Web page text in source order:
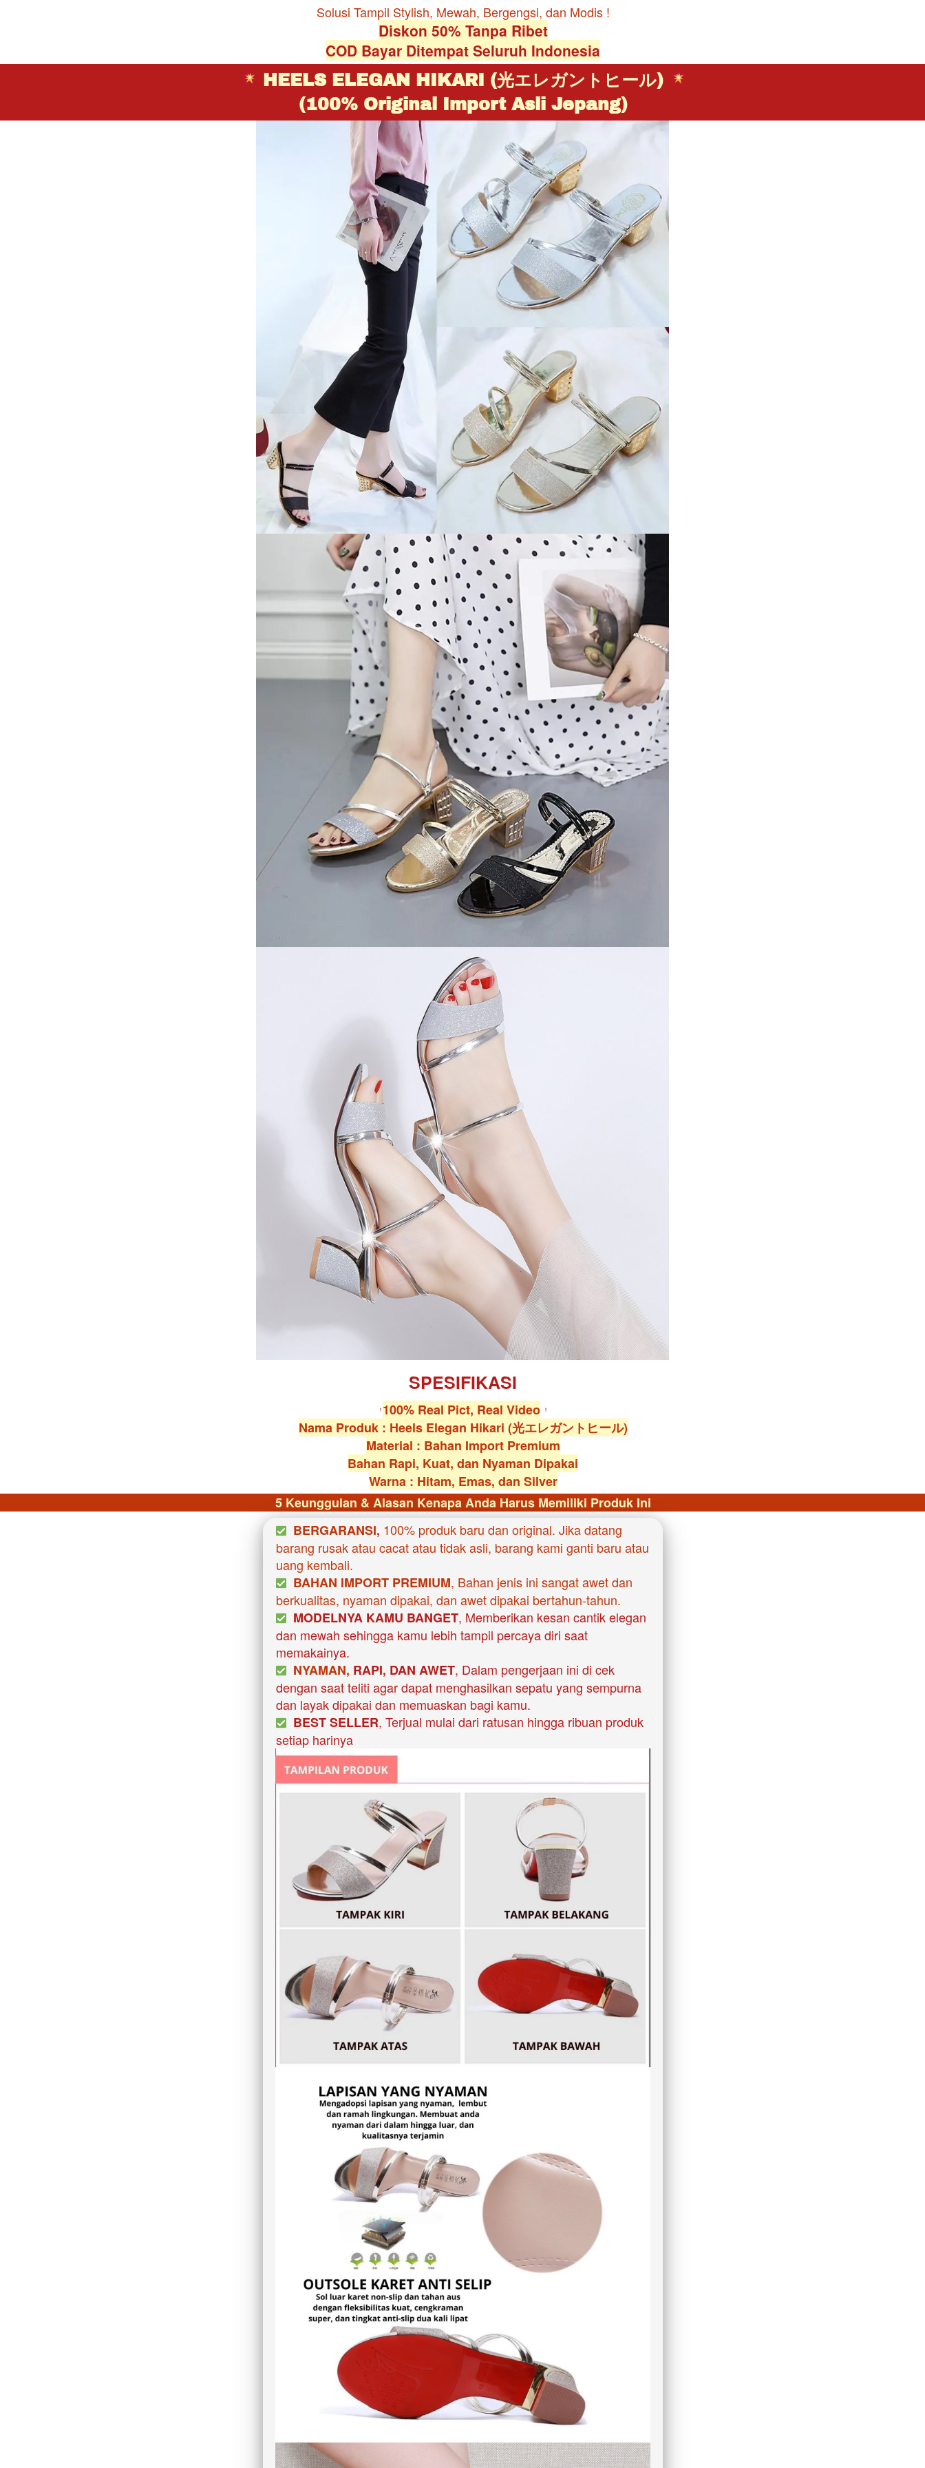
Solusi Tampil Stylish, Mewah, Bergengsi, dan Modis !
Diskon 50% Tanpa Ribet
COD Bayar Ditempat Seluruh Indonesia
HEELS ELEGAN HIKARI (光エレガントヒール)
(100% Original Import Asli Jepang)
SPESIFIKASI
100% Real Pict, Real Video
Nama Produk : Heels Elegan Hikari (光エレガントヒール)
Material : Bahan Import Premium
Bahan Rapi, Kuat, dan Nyaman Dipakai
Warna : Hitam, Emas, dan Silver
5 Keunggulan & Alasan Kenapa Anda Harus Memiliki Produk Ini
BERGARANSI, 100% produk baru dan original. Jika datang
barang rusak atau cacat atau tidak asli, barang kami ganti baru atau
uang kembali.
BAHAN IMPORT PREMIUM, Bahan jenis ini sangat awet dan
berkualitas, nyaman dipakai, dan awet dipakai bertahun-tahun.
MODELNYA KAMU BANGET, Memberikan kesan cantik elegan
dan mewah sehingga kamu lebih tampil percaya diri saat
memakainya.
  NYAMAN,
RAPI, DAN AWET, Dalam pengerjaan ini di cek
dengan saat teliti agar dapat menghasilkan sepatu yang sempurna
dan layak dipakai dan memuaskan bagi kamu.
BEST SELLER, Terjual mulai dari ratusan hingga ribuan produk
setiap harinya